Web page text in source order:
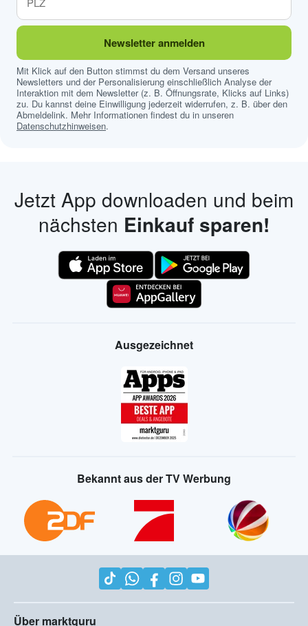
Newsletter anmelden
Mit Klick auf den Button stimmst du dem Versand unseres
Newsletters und der Personalisierung einschließlich Analyse der
Interaktion mit dem Newsletter (z. B. Öffnungsrate, Klicks auf Links)
zu. Du kannst deine Einwilligung jederzeit widerrufen, z. B. über den
Abmeldelink. Mehr Informationen findest du in unseren
Datenschutzhinweisen.
Jetzt App downloaden und beim
nächsten Einkauf sparen!
Ausgezeichnet
Bekannt aus der TV Werbung
Über marktguru